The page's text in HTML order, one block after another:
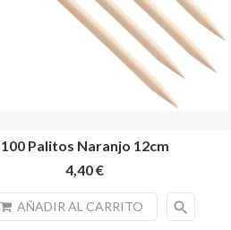
100 Palitos Naranjo 12cm
4,40 €
AÑADIR AL CARRITO search